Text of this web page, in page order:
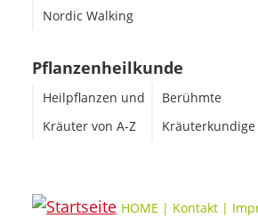
Nordic Walking
Pflanzenheilkunde
Heilpflanzen und
Kräuter von A-Z
Berühmte
Kräuterkundige
HOME | Kontakt|